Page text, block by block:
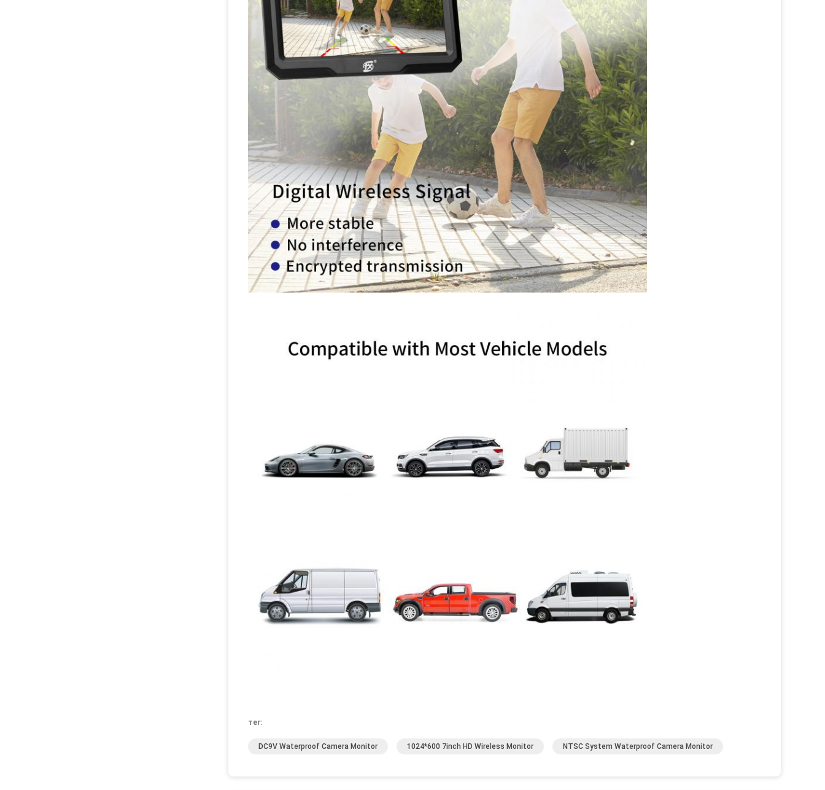
тег:
DC9V Waterproof Camera Monitor 1024*600 7inch HD Wireless Monitor NTSC System Waterproof Camera Monitor